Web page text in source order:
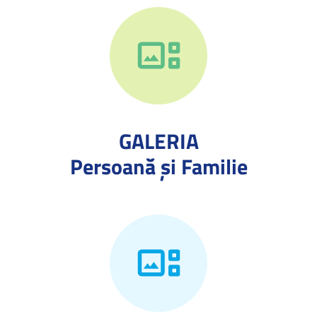
GALERIA
Persoană și Familie